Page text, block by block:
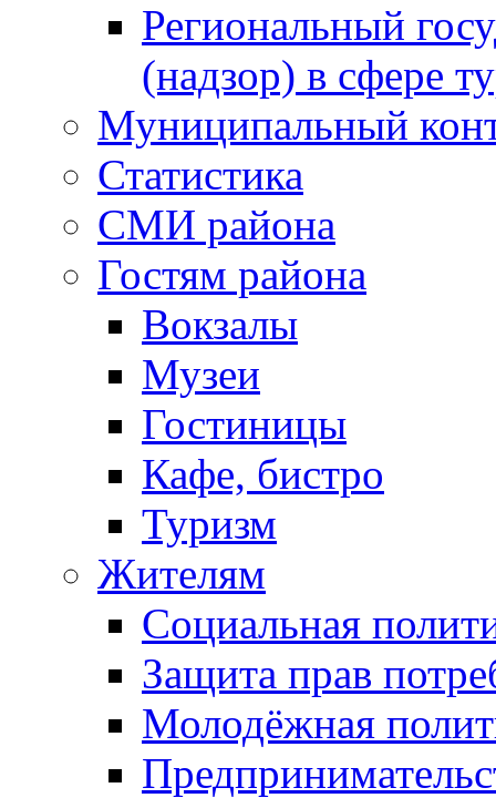
Региональный
(надзор) в сфере
Муниципальный
Статистика
СМИ района
Гостям района
Вокзалы
Музеи
Гостиницы
Кафе, бистро
Туризм
Жителям
Социальная
Защита прав
Молодёжная